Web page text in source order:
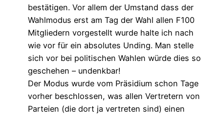
bestätigen. Vor allem der Umstand dass der
Wahlmodus erst am Tag der Wahl allen F100
Mitgliedern vorgestellt wurde halte ich nach
wie vor für ein absolutes Unding. Man stelle
sich vor bei politischen Wahlen würde dies so
geschehen – undenkbar!
Der Modus wurde vom Präsidium schon Tage
vorher beschlossen, was allen Vertretern von
Parteien (die dort ja vertreten sind) einen